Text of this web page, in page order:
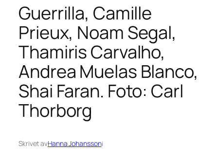
Guerrilla, Camille
Prieux, Noam Segal,
Thamiris Carvalho,
Andrea Muelas Blanco,
Shai Faran. Foto: Carl
Thorborg
Skrivet avHanna Johanssoni